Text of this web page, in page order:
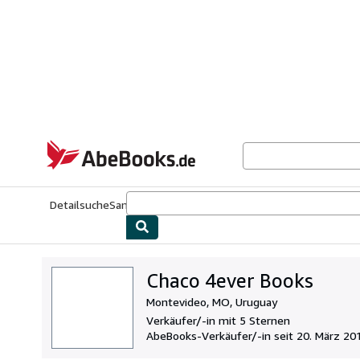
AbeBooks.de
DetailsucheSammlungen
Chaco 4ever Books
Montevideo, MO, Uruguay
Verkäufer/-in mit 5 Sternen
AbeBooks-Verkäufer/-in seit 20. März